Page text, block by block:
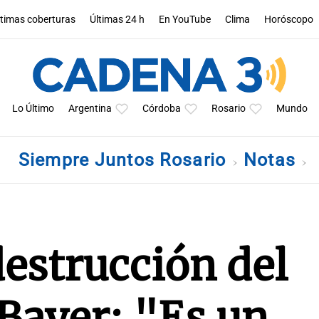
coberturas Últimas 24 h En YouTube Clima Horóscopo
Lo Último Argentina Córdoba Rosario Mundo
Siempre Juntos Rosario Notas
del